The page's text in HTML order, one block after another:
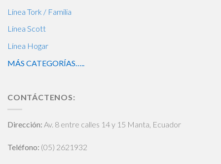
Línea Tork / Familia
Línea Scott
Línea Hogar
MÁS CATEGORÍAS…..
CONTÁCTENOS:
Dirección: Av. 8 entre calles 14 y 15 Manta, Ecuador
Teléfono: (05) 2621932